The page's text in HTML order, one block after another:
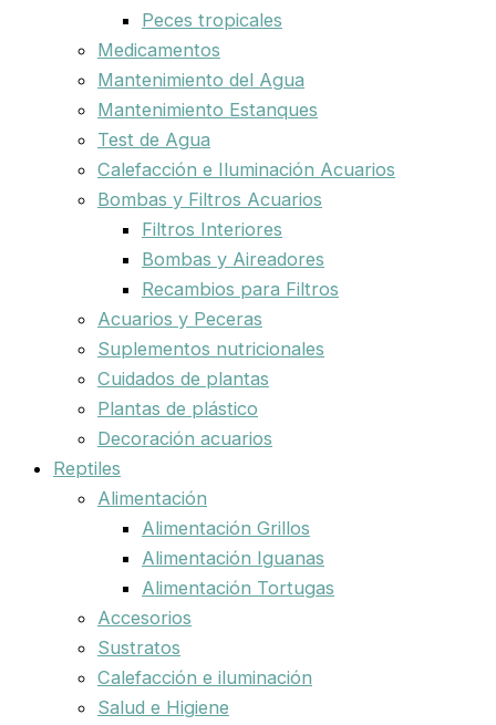
Peces tropicales
Medicamentos
Mantenimiento del Agua
Mantenimiento Estanques
Test de Agua
Calefacción e Iluminación Acuarios
Bombas y Filtros Acuarios
Filtros Interiores
Bombas y Aireadores
Recambios para Filtros
Acuarios y Peceras
Suplementos nutricionales
Cuidados de plantas
Plantas de plástico
Decoración acuarios
Reptiles
Alimentación
Alimentación Grillos
Alimentación Iguanas
Alimentación Tortugas
Accesorios
Sustratos
Calefacción e iluminación
Salud e Higiene